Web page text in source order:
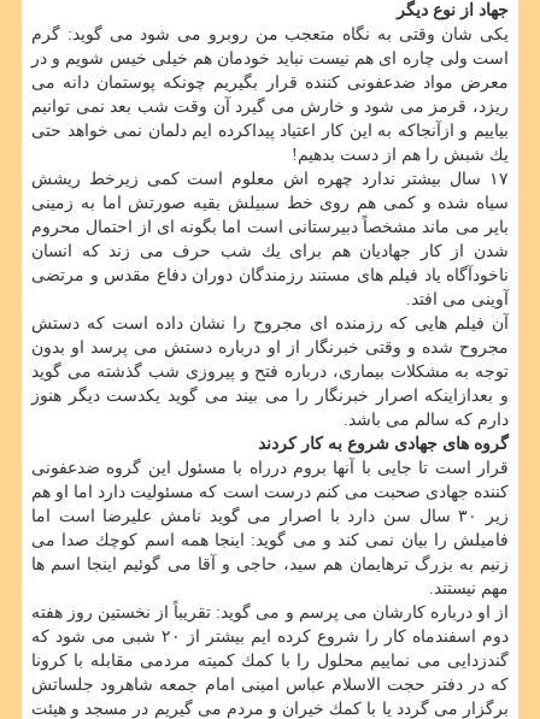
جهاد از نوع دیگر
یكی شان وقتی به نگاه متعجب من روبرو می شود می گوید: گرم
است ولی چاره ای هم نیست نباید خودمان هم خیلی خیس شویم و در
معرض مواد ضدعفونی كننده قرار بگیریم چونكه پوستمان دانه می
ریزد، قرمز می شود و خارش می گیرد آن وقت شب بعد نمی توانیم
بیاییم و ازآنجاكه به این كار اعتیاد پیداكرده ایم دلمان نمی خواهد حتی
یك شبش را هم از دست بدهیم!
۱۷ سال بیشتر ندارد چهره اش معلوم است كمی زیرخط ریشش
سیاه شده و كمی هم روی خط سبیلش بقیه صورتش اما به زمینی
بایر می ماند مشخصاً دبیرستانی است اما بگونه ای از احتمال محروم
شدن از كار جهادیان هم برای یك شب حرف می زند كه انسان
ناخودآگاه یاد فیلم های مستند رزمندگان دوران دفاع مقدس و مرتضی
آوینی می افتد.
آن فیلم هایی كه رزمنده ای مجروح را نشان داده است كه دستش
مجروح شده و وقتی خبرنگار از او درباره دستش می پرسد او بدون
توجه به مشكلات بیماری، درباره فتح و پیروزی شب گذشته می گوید
و بعدازاینكه اصرار خبرنگار را می بیند می گوید یكدست دیگر هنوز
دارم كه سالم می باشد.
گروه های جهادی شروع به كار كردند
قرار است تا جایی با آنها بروم درراه با مسئول این گروه ضدعفونی
كننده جهادی صحبت می كنم درست است كه مسئولیت دارد اما او هم
زیر ۳۰ سال سن دارد با اصرار می گوید نامش علیرضا است اما
فامیلش را بیان نمی كند و می گوید: اینجا همه اسم كوچك صدا می
زنیم به بزرگ ترهایمان هم سید، حاجی و آقا می گوئیم اینجا اسم ها
مهم نیستند.
از او درباره كارشان می پرسم و می گوید: تقریباً از نخستین روز هفته
دوم اسفندماه كار را شروع كرده ایم بیشتر از ۲۰ شبی می شود كه
گندزدایی می نماییم محلول را با كمك كمیته مردمی مقابله با كرونا
كه در دفتر حجت الاسلام عباس امینی امام جمعه شاهرود جلساتش
برگزار می گردد یا با كمك خیران و مردم می گیریم در مسجد و هیئت